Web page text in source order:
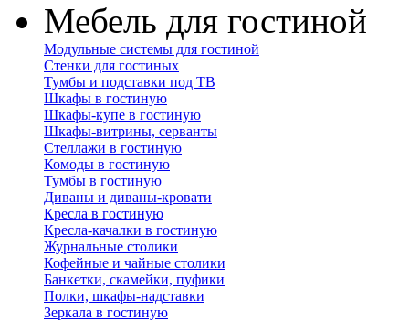
Мебель для гостиной
Модульные системы для гостиной
Стенки для гостиных
Тумбы и подставки под ТВ
Шкафы в гостиную
Шкафы-купе в гостиную
Шкафы-витрины, серванты
Стеллажи в гостиную
Комоды в гостиную
Тумбы в гостиную
Диваны и диваны-кровати
Кресла в гостиную
Кресла-качалки в гостиную
Журнальные столики
Кофейные и чайные столики
Банкетки, скамейки, пуфики
Полки, шкафы-надставки
Зеркала в гостиную